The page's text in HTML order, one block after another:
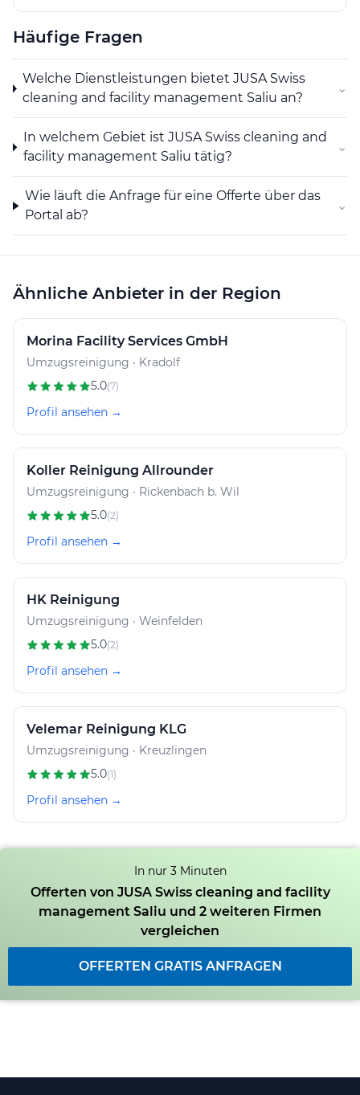
Hauswartungsarbeiten, sondern auch die Beratung
erhalten so eine praxisnahe Lösung, die auf die
Nutzung und die Gegebenheiten der jeweiligen
Immobilie zugeschnitten ist.
Häufige Fragen
Welche Dienstleistungen bietet JUSA Swiss
cleaning and facility management Saliu an?
⌄
In welchem Gebiet ist JUSA Swiss cleaning and
facility management Saliu tätig?
⌄
Wie läuft die Anfrage für eine Offerte über das
Portal ab?
⌄
Ähnliche Anbieter in der Region
Morina Facility Services GmbH
Umzugsreinigung · Kradolf
5.0(7)
Profil ansehen →
Koller Reinigung Allrounder
Umzugsreinigung · Rickenbach b. Wil
5.0(2)
Profil ansehen →
HK Reinigung
Umzugsreinigung · Weinfelden
5.0(2)
Profil ansehen →
Velemar Reinigung KLG
Umzugsreinigung · Kreuzlingen
5.0(1)
Profil ansehen →
In nur 3 Minuten
Offerten von JUSA Swiss cleaning and facility
management Saliu und 2 weiteren Firmen
vergleichen
OFFERTEN GRATIS ANFRAGEN